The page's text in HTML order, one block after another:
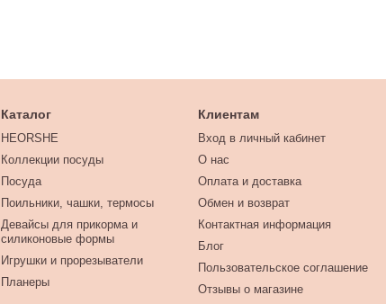
Каталог
HEORSHE
Коллекции посуды
Посуда
Поильники, чашки, термосы
Девайсы для прикорма и
силиконовые формы
Игрушки и прорезыватели
Планеры
Клиентам
Вход в личный кабинет
О нас
Оплата и доставка
Обмен и возврат
Контактная информация
Блог
Пользовательское соглашение
Отзывы о магазине